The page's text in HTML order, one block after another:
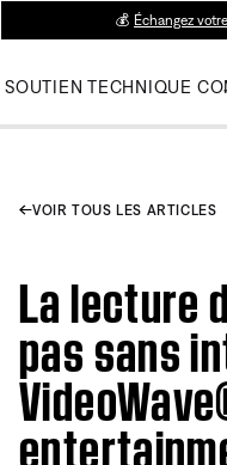
💰 Échangez
SOUTIEN TECHNIQUE
VOIR TOUS LES ARTICLES
La lecture
pas sans